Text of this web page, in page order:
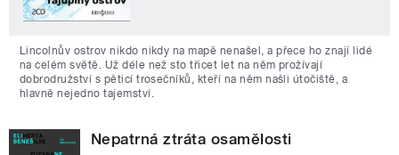
Lincolnův ostrov nikdo nikdy na mapě nenašel, a přece ho znají lidé
na celém světě. Už déle než sto třicet let na něm prožívají
dobrodružství s pěticí trosečníků, kteří na něm našli útočiště, a
hlavně nejedno tajemství.
Nepatrná ztráta osamělosti